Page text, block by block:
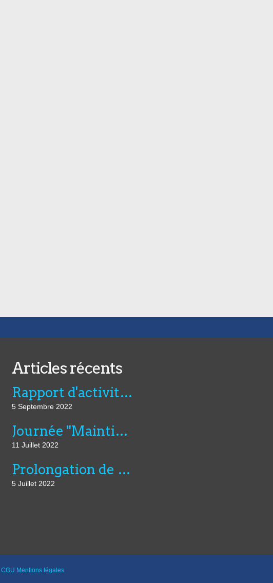
Articles récents
Rapport d'activité de l'AVIE 2021
5 Septembre 2022
Journée "Maintien dans l’emploi, compensation et innovation technologique" du 07 juillet au CNFTP
11 Juillet 2022
Prolongation de six mois du montant dérogatoire de l'aide unique aux employeurs d'apprentis et de l'aide exceptionnelle...
5 Juillet 2022
CGU Mentions légales